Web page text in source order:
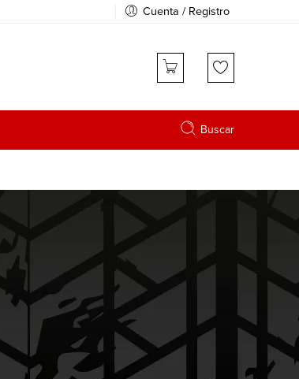
Cuenta / Registro
Buscar